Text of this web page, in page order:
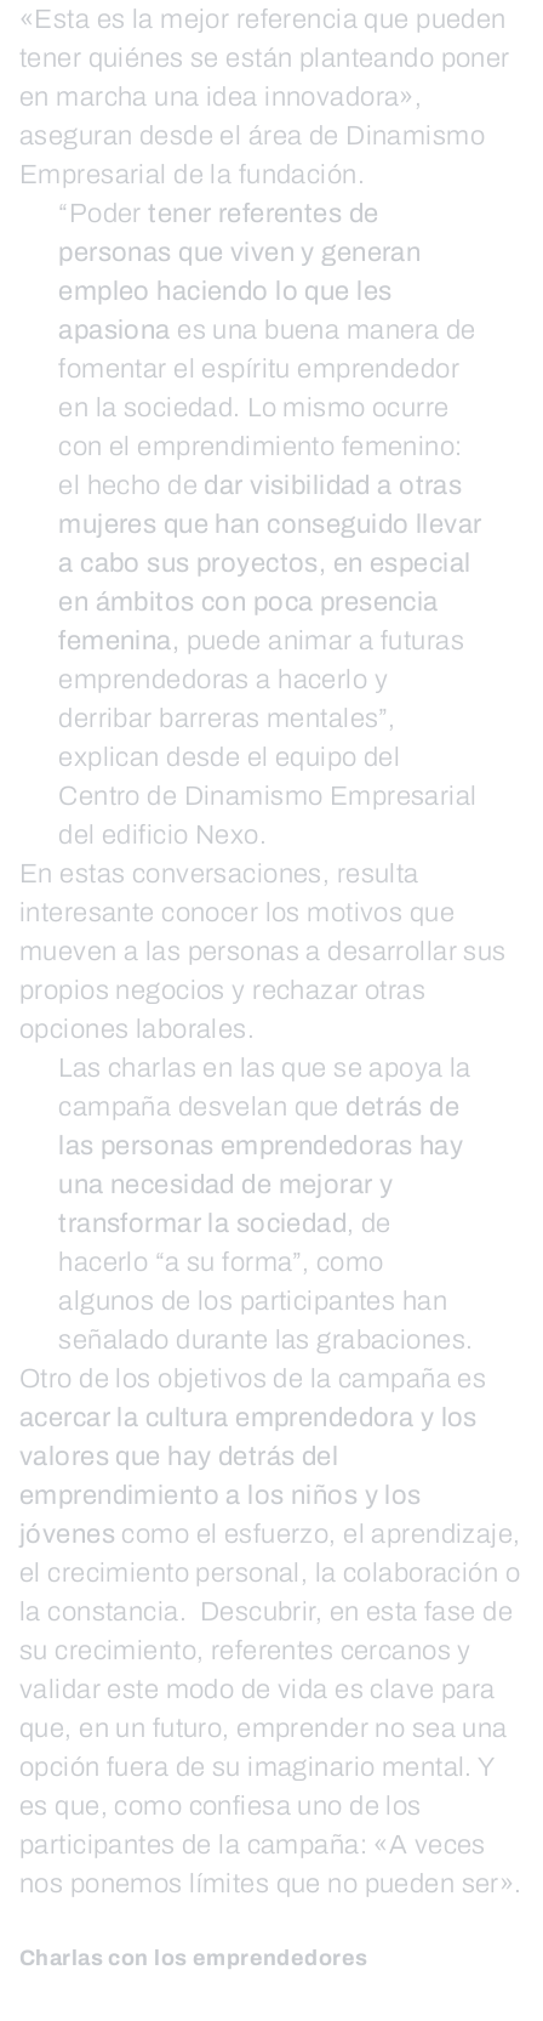
«Esta es la mejor referencia que pueden
tener quiénes se están planteando poner
en marcha una idea innovadora»,
aseguran desde el área de Dinamismo
Empresarial de la fundación.
“Podertener referentes de
personas que viven y generan
empleo haciendo lo que les
apasiona es una buena manera de
fomentar el espíritu emprendedor
en la sociedad. Lo mismo ocurre
con el emprendimiento femenino:
el hecho de dar visibilidad a otras
mujeres que han conseguido llevar
a cabo sus proyectos, en especial
en ámbitos con poca presencia
femenina, puede animar a futuras
emprendedoras a hacerlo y
derribar barreras mentales”,
explican desde el equipo del
Centro de Dinamismo Empresarial
del edificio Nexo.
En estas conversaciones, resulta
interesante conocer los motivos que
mueven a las personas a desarrollar sus
propios negocios y rechazar otras
opciones laborales.
Las charlas en las que se apoya la
campaña desvelan que detrás de
las personas emprendedoras hay
una necesidad de mejorar y
transformar la sociedad , de
hacerlo “a su forma”, como
algunos de los participantes han
señalado durante las grabaciones.
Otro de los objetivos de la campaña es
acercar la cultura emprendedora y los
valores que hay detrás del
emprendimiento a los niños y los
jóvenes como el esfuerzo, el aprendizaje,
el crecimiento personal, la colaboración o
la constancia. Descubrir, en esta fase de
su crecimiento, referentes cercanos y
validar este modo de vida es clave para
que, en un futuro, emprender no sea una
opción fuera de su imaginario mental. Y
es que, como confiesa uno de los
participantes de la campaña: «A veces
nos ponemos límites que no pueden ser».
Charlas con los emprendedores